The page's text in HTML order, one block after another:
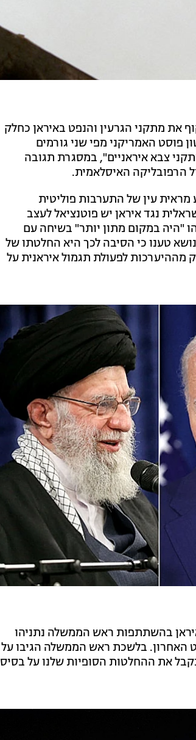
את מתקני הגרעין והנפט באיראן כחלק
פוסט האמריקני מפי שני גורמים
צבא איראניים", במסגרת תגובה
הרפובליקה האיסלאמית.
מראית עין של התערבות פוליטית
נגד איראן יש פוטנציאל לעצב
"היה במקום מתון יותר" בשיחה עם
טענו כי הסיבה לכך היא החלטתו של
מההיערכות לפעולת תגמול איראנית על
בהשתתפות ראש הממשלה נתניהו
האחרון. בלשכת ראש הממשלה הגיבו על
את ההחלטות הסופיות שלנו על בסיס